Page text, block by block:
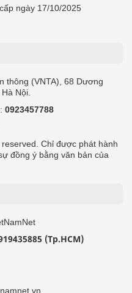
ngày 17/10/2025
thông (VNTA), 68 Dương
Nội.
0923457788
Chỉ được phát hành
đồng ý bằng văn bản của
(Tp.HCM)